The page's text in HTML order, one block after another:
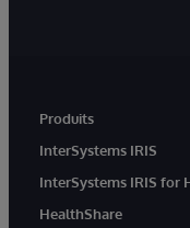
Produits
InterSystems IRIS
InterSystems IRIS for
HealthShare